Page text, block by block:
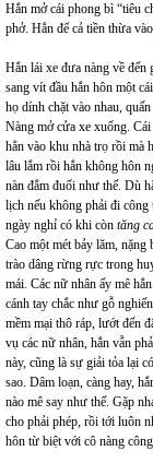
Hắn mở cái phong bì “tiêu
phở. Hắn để cả tiền thừa
Hắn lái xe đưa nàng về
sang vít đầu hắn hôn một
họ dính chặt vào nhau,
Nàng mở cửa xe xuống.
hẳn vào khu nhà trọ rồi mà
lâu lắm rồi hắn không hôn
nàn đắm đuối như thế. Dù
lịch nếu không phải đi
ngày nghỉ có khi còn tăng
Cao một mét bảy lăm,
trào dâng rừng rực trong
mái. Các nữ nhân ấy mê
cánh tay chắc như gỗ
mềm mại thô ráp, lướt đến
vụ các nữ nhân, hắn vẫn
này, cũng là sự giải tỏa lại
sao. Dâm loạn, càng hay,
nào mê say như thế. Gặp
cho phải phép, rồi tới luôn
hôn từ biệt với cô nàng